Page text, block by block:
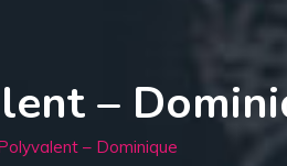
–
– Dominique